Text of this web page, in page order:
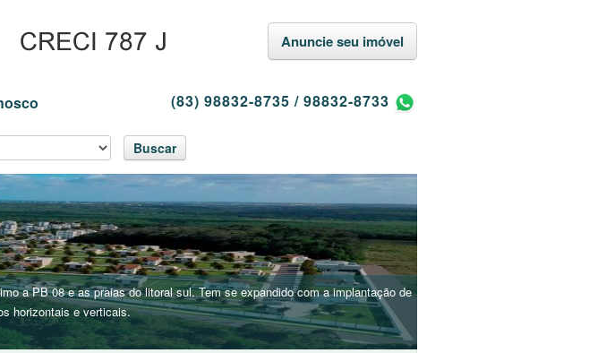
Anuncie seu imóvel
(83) 98832-8735 / 98832-8733
Buscar
a PB 08 e as praias do litoral sul. Tem se expandido com a implantação de
horizontais e verticais.